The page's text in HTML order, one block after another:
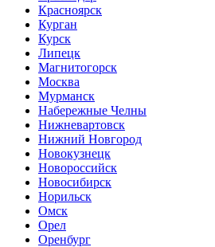
Красноярск
Курган
Курск
Липецк
Магнитогорск
Москва
Мурманск
Набережные Челны
Нижневартовск
Нижний Новгород
Новокузнецк
Новороссийск
Новосибирск
Норильск
Омск
Орел
Оренбург